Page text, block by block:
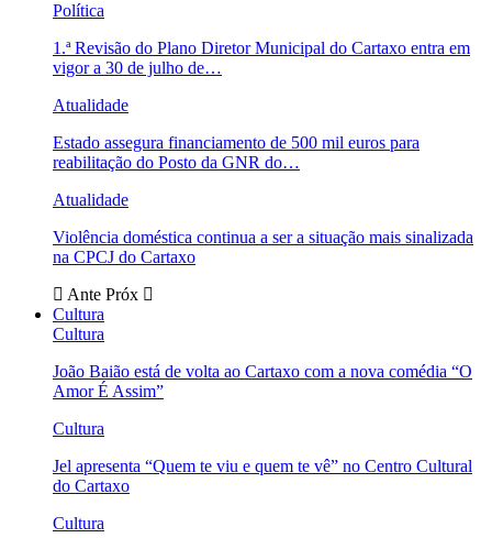
Política
1.ª Revisão do Plano Diretor Municipal do Cartaxo entra em
vigor a 30 de julho de…
Atualidade
Estado assegura financiamento de 500 mil euros para
reabilitação do Posto da GNR do…
Atualidade
Violência doméstica continua a ser a situação mais sinalizada
na CPCJ do Cartaxo
Ante Próx
Cultura
Cultura
João Baião está de volta ao Cartaxo com a nova comédia “O
Amor É Assim”
Cultura
Jel apresenta “Quem te viu e quem te vê” no Centro Cultural
do Cartaxo
Cultura